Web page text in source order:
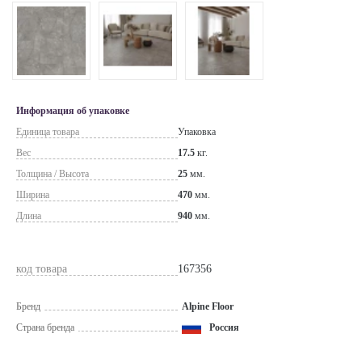
Информация об упаковке
Единица товара
Упаковка
Вес
17.5 кг.
Толщина / Высота
25 мм.
Ширина
470 мм.
Длина
940 мм.
код товара 167356
Бренд
Alpine Floor
Страна бренда
Россия